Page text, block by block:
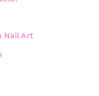
Nail Art